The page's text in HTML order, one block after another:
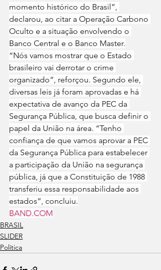
momento histórico do Brasil”,
declarou, ao citar a Operação Carbono
Oculto e a situação envolvendo o
Banco Central e o Banco Master.
“Nós vamos mostrar que o Estado
brasileiro vai derrotar o crime
organizado”, reforçou. Segundo ele,
diversas leis já foram aprovadas e há
expectativa de avanço da PEC da
Segurança Pública, que busca definir o
papel da União na área. “Tenho
confiança de que vamos aprovar a PEC
da Segurança Pública para estabelecer
a participação da União na segurança
pública, já que a Constituição de 1988
transferiu essa responsabilidade aos
estados”, concluiu.
BAND.COM
BRASIL
SLIDER
Política